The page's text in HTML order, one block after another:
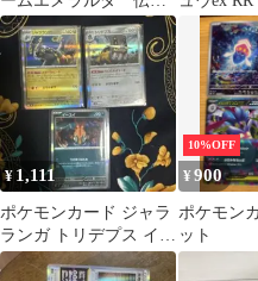
の山頂 伝説の溶岩
洞 伝説の海溝
151/151
¥ 1,111
ポケモンカード ジャラ
ランガ トリデプス イー
ユイ 3枚セット
10%OFF
¥900
ポケモン
ット